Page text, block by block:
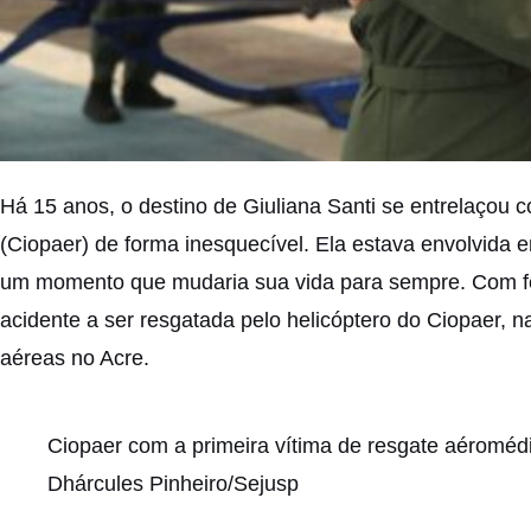
Há 15 anos, o destino de Giuliana Santi se entrelaçou
(Ciopaer) de forma inesquecível. Ela estava envolvida
um momento que mudaria sua vida para sempre.
acidente a ser resgatada pelo helicóptero do Ciopaer,
aéreas no Acre.
Ciopaer com a primeira vítima de resgate
Dhárcules Pinheiro/Sejusp